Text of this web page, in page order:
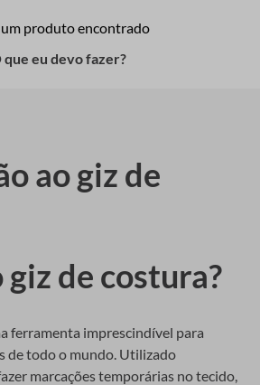
produto encontrado
que eu devo fazer?
ao giz de
giz de costura?
ferramenta imprescindível para
de todo o mundo. Utilizado
marcações temporárias no tecido,